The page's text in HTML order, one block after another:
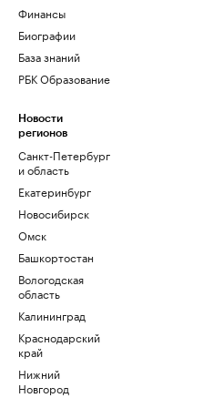
Финансы
Биографии
База знаний
РБК Образование
Новости
регионов
Санкт-Петербург
и область
Екатеринбург
Новосибирск
Омск
Башкортостан
Вологодская
область
Калининград
Краснодарский
край
Нижний
Новгород